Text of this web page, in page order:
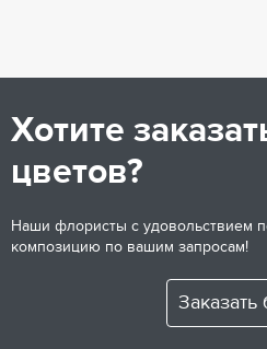
Хотите
цветов?
Наши флористы с удовольствием
композицию по вашим запросам!
Заказать